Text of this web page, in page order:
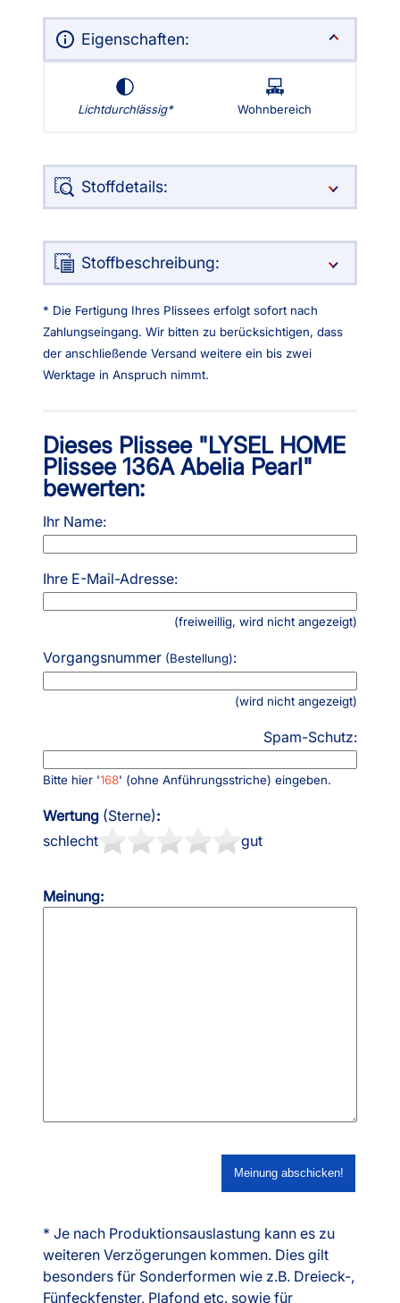
Eigenschaften:
Lichtdurchlässig Wohnbereich
Stoffdetails:
Stoffbeschreibung:
* Die Fertigung Ihres Plissees erfolgt sofort nach
Zahlungseingang. Wir bitten zu berücksichtigen, dass
der anschließende Versand weitere ein bis zwei
Werktage in Anspruch nimmt.
Dieses Plissee "LYSEL HOME
Plissee 136A Abelia Pearl"
bewerten:
Ihr Name:
Ihre E-Mail-Adresse:
(freiweillig, wird nicht angezeigt)
Vorgangsnummer (Bestellung):
(wird nicht angezeigt)
Spam-Schutz:
Bitte hier '168' (ohne Anführungsstriche) eingeben.
Wertung (Sterne):
schlecht
gut
Meinung:
* Je nach Produktionsauslastung kann es zu
weiteren Verzögerungen kommen. Dies gilt
besonders für Sonderformen wie z.B. Dreieck-,
Fünfeckfenster, Plafond etc. sowie für